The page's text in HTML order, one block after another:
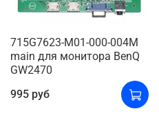
715G7623-M01-000-004M
main для монитора BenQ
GW2470
995 руб